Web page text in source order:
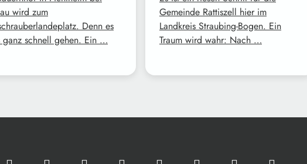
wird zum
Denn es
ganz schnell gehen. Ein …
Gemeinde Rattiszell hier im
Landkreis Straubing-Bogen. Ein
Traum wird wahr: Nach …